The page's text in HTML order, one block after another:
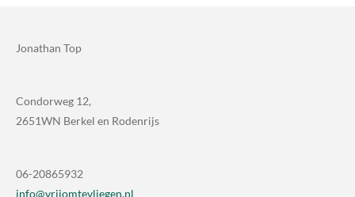
Jonathan Top
Condorweg 12,
2651WN Berkel en Rodenrijs
06-20865932
info@vrijomtevliegen.nl